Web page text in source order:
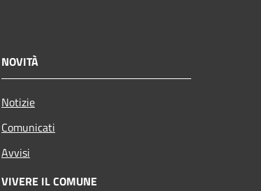
NOVITÀ
Notizie
Comunicati
Avvisi
VIVERE IL COMUNE